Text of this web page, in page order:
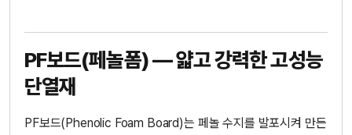
PF보드(페놀폼) — 얇고 강력한 고성능
단열재
PF보드(Phenolic Foam Board)는 페놀 수지를 발포시켜 만든